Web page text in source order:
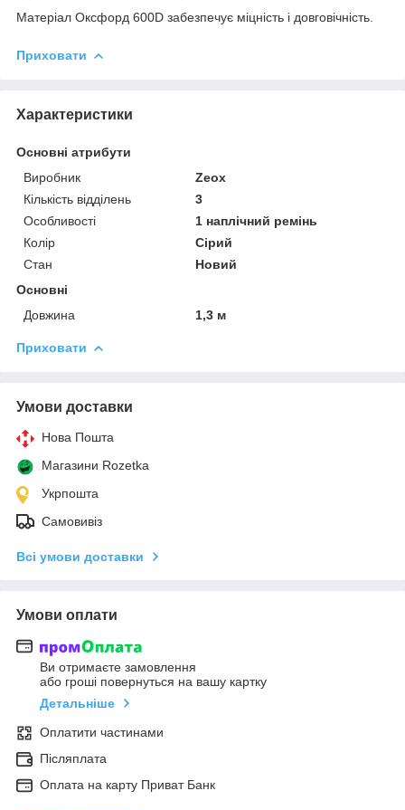
Матеріал Оксфорд 600D забезпечує міцність і довговічність.
Приховати
Характеристики
Основні атрибути
Виробник
Zeox
Кількість відділень
3
Особливості
1 наплічний ремінь
Колір
Сірий
Стан
Новий
Основні
Довжина
1,3 м
Приховати
Умови доставки
Нова Пошта
Магазини Rozetka
Укрпошта
Самовивіз
Всі умови доставки
Умови оплати
Ви отримаєте замовлення
або гроші повернуться на вашу картку
Детальніше
Оплатити частинами
Післяплата
Оплата на карту Приват Банк